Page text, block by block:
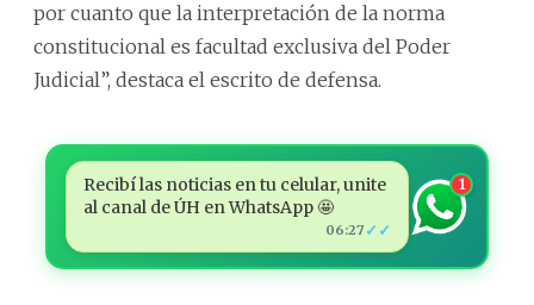
por cuanto que la interpretación de la norma
constitucional es facultad exclusiva del Poder
Judicial”, destaca el escrito de defensa.
Recibí las noticias en tu celular, unite
al canal de ÚH en WhatsApp 🤩
06:27 ✓✓
1